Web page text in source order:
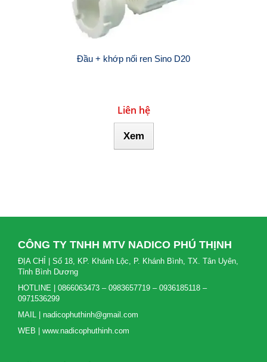
Đầu + khớp nối ren Sino D20
Liên hệ
Xem
CÔNG TY TNHH MTV NADICO PHÚ THỊNH
ĐỊA CHỈ | Số 18, KP. Khánh Lộc, P. Khánh Bình, TX. Tân Uyên,
Tỉnh Bình Dương
HOTLINE | 0866063473 – 0983657719 – 0936185118 –
0971536299
MAIL | nadicophuthinh@gmail.com
WEB | www.nadicophuthinh.com